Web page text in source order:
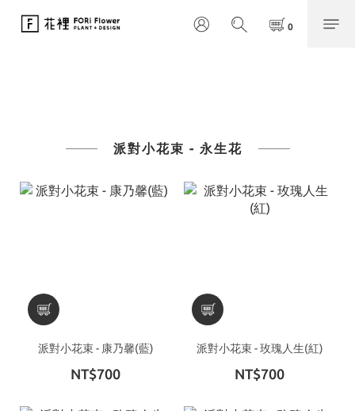
派對小花束 - 永生花
派對小花束 - 康乃馨(藍)
NT$700
派對小花束 - 玫瑰人生(紅)
NT$700